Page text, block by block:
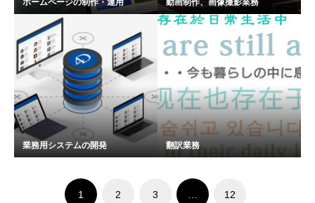
ホームページの制作・運用 動画制作、画像撮影業務
業務用システムの開発 翻訳業務
1 2 3 12